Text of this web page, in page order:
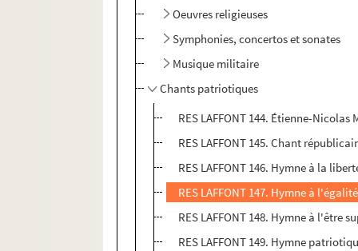
Oeuvres religieuses
Symphonies, concertos et sonates
Musique militaire
Chants patriotiques
RES LAFFONT 144. Étienne-Nicolas
RES LAFFONT 145. Chant
RES LAFFONT 146. Hymne à la
RES LAFFONT 147. Hymne à
RES LAFFONT 148. Hymne à l'être
RES LAFFONT 149. Hymne